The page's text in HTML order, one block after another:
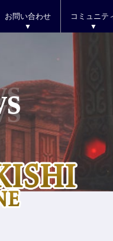
お問い合わせ コミュニテ